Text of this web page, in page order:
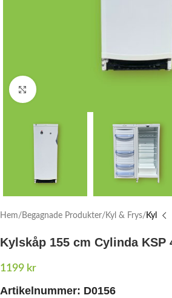
Click to enlarge
Hem Begagnade Produkter Kyl & Frys Kyl
Kylskåp 155 cm Cylinda KSP
1199 kr
Artikelnummer: D0156